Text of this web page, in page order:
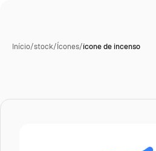
Início/stock/Ícones/ícone de incenso